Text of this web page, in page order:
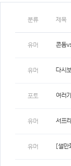
분류 제목
유머 콘돔
유머 다시
포토 여러
유머 서프
유머 [썰만